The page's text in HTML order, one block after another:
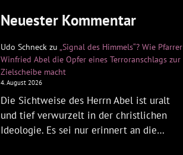
Neuester Kommentar
Udo Schneck zu „Signal des Himmels“? Wie Pfarrer
Winfried Abel die Opfer eines Terroranschlags zur
Zielscheibe macht
4. August 2026
Die Sichtweise des Herrn Abel ist uralt
und tief verwurzelt in der christlichen
Ideologie. Es sei nur erinnert an die…